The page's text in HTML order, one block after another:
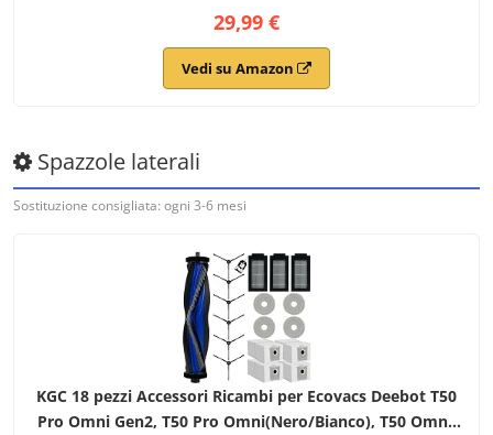
Accessori, 1 Spazzola Principale, 4 Spazzole Laterali, 6
Tappetini, 4 Filtri HEPA
29,99 €
Vedi su Amazon
Spazzole laterali
Sostituzione consigliata: ogni 3-6 mesi
KGC 18 pezzi Accessori Ricambi per Ecovacs Deebot T50
Pro Omni Gen2, T50 Pro Omni(Nero/Bianco), T50 Omni,